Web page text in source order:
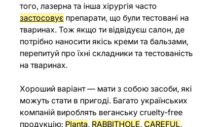
того, лазерна та інша хірургія часто
застосовує препарати, що були тестовані на
тваринах. Тож якщо ти відвідуєш салон, де
потрібно наносити якісь креми та бальзами,
перепитуй про їхні складники та тестованість
на тваринах.
Хороший варіант — мати з собою засоби, які
можуть стати в пригоді. Багато українських
компаній вироблять веганську cruelty-free
продукцію: Planta, RABBITHOLE, CAREFUL,